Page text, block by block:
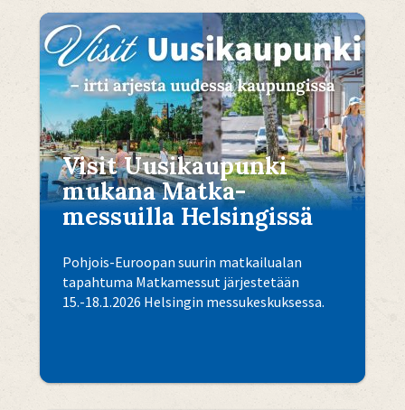
Visit Uusikaupunki
mukana Matka-
messuilla Helsingissä
Pohjois-Euroopan suurin matkailualan
tapahtuma Matkamessut järjestetään
15.-18.1.2026 Helsingin messukeskuksessa.